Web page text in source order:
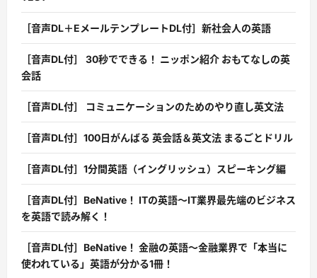
［音声DL＋EメールテンプレートDL付］新社会人の英語
［音声DL付］ 30秒でできる！ ニッポン紹介 おもてなしの英
会話
［音声DL付］ コミュニケーションのためのやり直し英文法
［音声DL付］100日がんばる 英会話＆英文法 まるごとドリル
［音声DL付］1分間英語（イングリッシュ）スピーキング編
［音声DL付］BeNative！ ITの英語〜IT業界最先端のビジネス
を英語で読み解く！
［音声DL付］BeNative！ 金融の英語〜金融業界で「本当に
使われている」英語が分かる1冊！